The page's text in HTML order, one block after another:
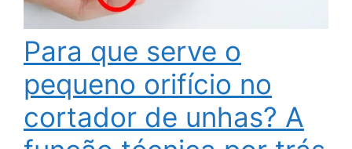
Para que serve o
pequeno orifício no
cortador de unhas? A